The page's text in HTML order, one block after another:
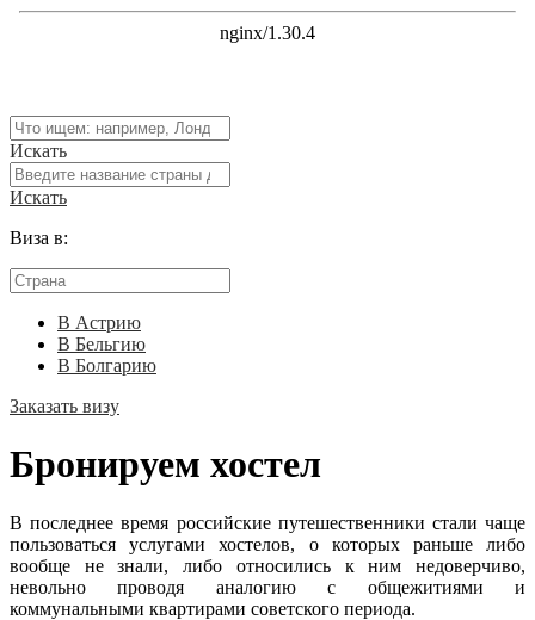
Искать
Искать
Виза в:
В Астрию
В Бельгию
В Болгарию
Заказать визу
Бронируем хостел
В последнее время российские путешественники стали чаще
пользоваться услугами хостелов, о которых раньше либо
вообще не знали, либо относились к ним недоверчиво,
невольно проводя аналогию с общежитиями и
коммунальными квартирами советского периода.